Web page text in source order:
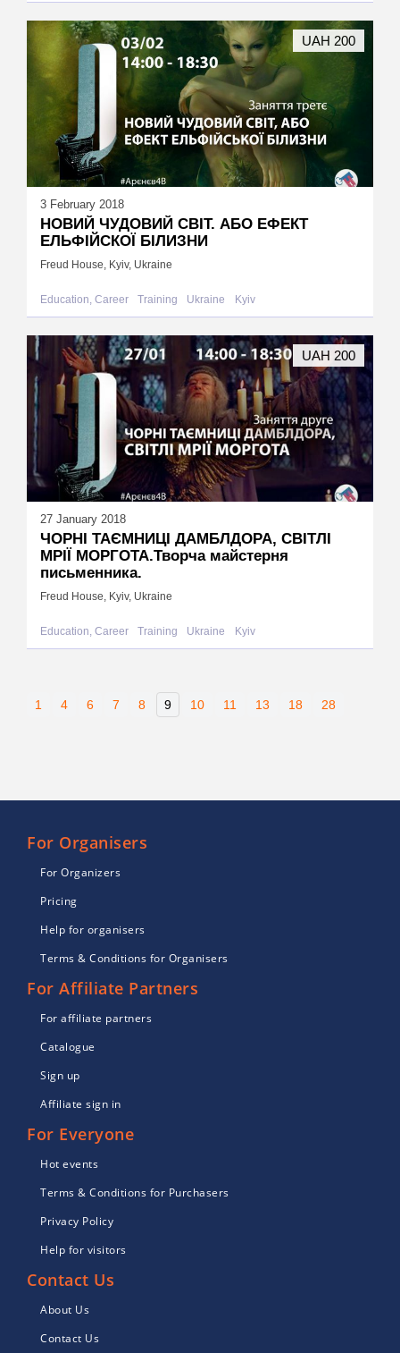
3 February 2018
НОВИЙ ЧУДОВИЙ СВІТ. АБО ЕФЕКТ
ЕЛЬФІЙСКОЇ БІЛИЗНИ
Freud House, Kyiv, Ukraine
Education, Career Training Ukraine Kyiv
UAH 200
27 January 2018
ЧОРНІ ТАЄМНИЦІ ДАМБЛДОРА, СВІТЛІ
МРІЇ МОРГОТА.Творча майстерня
письменника.
Freud House, Kyiv, Ukraine
Education, Career Training Ukraine Kyiv
UAH 200
1 4 6 7 8 9 10 11 13 18 28
For Organisers
For Organizers
Pricing
Help for organisers
Terms & Conditions for Organisers
For Affiliate Partners
For affiliate partners
Catalogue
Sign up
Affiliate sign in
For Everyone
Hot events
Terms & Conditions for Purchasers
Privacy Policy
Help for visitors
Contact Us
About Us
Contact Us